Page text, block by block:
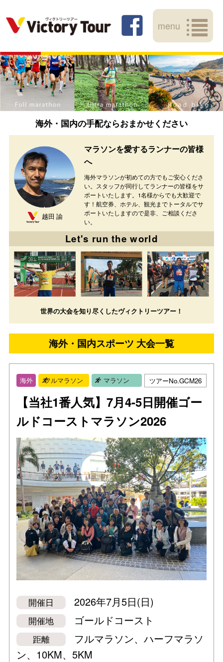
menu
海外・国内の手配ならおまかせください
越田 諭
マラソンを愛するランナーの皆様
へ
海外マラソンが初めての方でもご安心くださ
い。スタッフが同行してランナーの皆様をサ
ポートいたします。1名様からでも大歓迎で
す！航空券、ホテル、観光までトータルでサ
ポートいたしますので是非、ご相談くださ
い。
Let's run the world
世界の大会を知り尽くしたヴィクトリーツアー！
海外・国内スポーツ 大会一覧
海外 フルマラソン マラソン ツアーNo.GCM26
【当社1番人気】7月4-5日開催ゴー
ルドコーストマラソン2026
開催日 2026年7月5日(日)
開催地 ゴールドコースト
距離
フルマラソン、ハーフマラソ
ン、10KM、5KM